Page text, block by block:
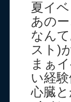
夏イ
あの
なん
スト)
まぁ
い経
心臓